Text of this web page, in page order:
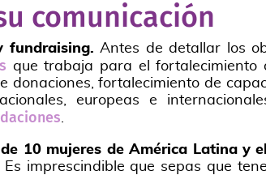
comunicación
fundraising. Antes de detallar los
que trabaja para el fortalecimiento
donaciones, fortalecimiento de
europeas e
.
10 mujeres de América Latina y
Es imprescindible que sepas que